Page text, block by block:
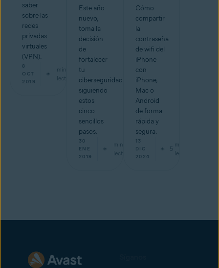
saber
sobre las
redes
privadas
virtuales
(VPN).
8
OCT
2019
min de
lectura
Este año
nuevo,
toma la
decisión
de
fortalecer
tu
ciberseguridad
siguiendo
estos
cinco
sencillos
pasos.
30
ENE
2019
min de
lectura
Cómo
compartir
la
contraseña
de wifi del
iPhone
con
iPhone,
Mac o
Android
de forma
rápida y
segura.
13
DIC
2024
5
min de
lectura